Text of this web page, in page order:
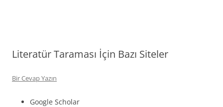
Literatür Taraması İçin Bazı Siteler
Bir Cevap Yazın
Google Scholar